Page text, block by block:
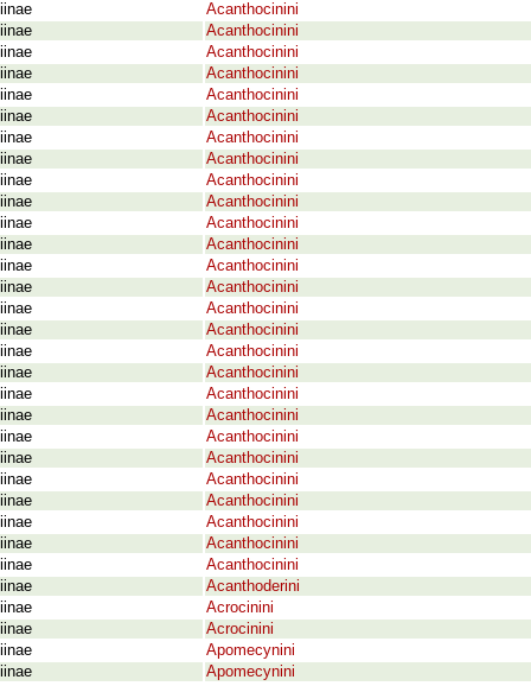
Acanthocinini
Acanthocinini
Acanthocinini
Acanthocinini
Acanthocinini
Acanthocinini
Acanthocinini
Acanthocinini
Acanthocinini
Acanthocinini
Acanthocinini
Acanthocinini
Acanthocinini
Acanthocinini
Acanthocinini
Acanthocinini
Acanthocinini
Acanthocinini
Acanthocinini
Acanthocinini
Acanthocinini
Acanthocinini
Acanthocinini
Acanthocinini
Acanthocinini
Acanthocinini
Acanthocinini
Acanthoderini
Acrocinini
Acrocinini
Apomecynini
Apomecynini